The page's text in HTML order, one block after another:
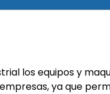
los equipos y
ya que